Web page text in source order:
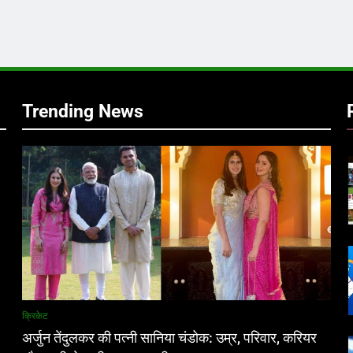
Trending News
क्रिकेट
अर्जुन तेंदुलकर की पत्नी सानिया चंडोक: उम्र, परिवार, करियर